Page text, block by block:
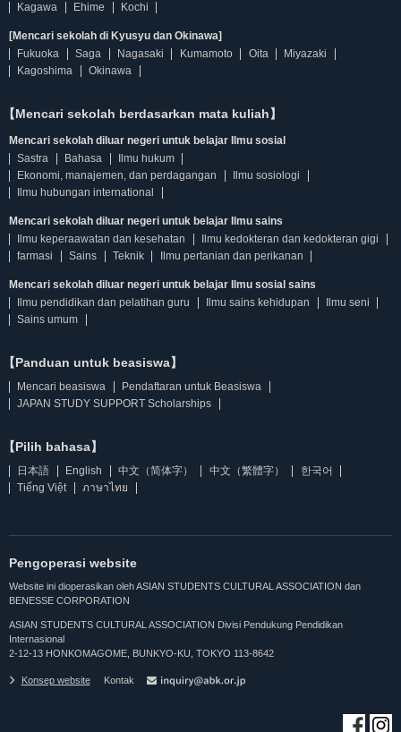
Kagawa
Ehime Kochi
[Mencari sekolah di Kyusyu dan Okinawa]
Fukuoka
Saga Nagasaki Kumamoto Oita
Miyazaki
Kagoshima
Okinawa
【Mencari sekolah berdasarkan mata kuliah】
Mencari sekolah diluar negeri untuk belajar Ilmu sosial
Sastra
Bahasa
Ilmu hukum
Ekonomi, manajemen, dan perdagangan
Ilmu sosiologi
Ilmu hubungan international
Mencari sekolah diluar negeri untuk belajar Ilmu sains
Ilmu keperaawatan dan kesehatan
Ilmu kedokteran dan kedokteran gigi
farmasi
Sains Teknik Ilmu pertanian dan perikanan
Mencari sekolah diluar negeri untuk belajar Ilmu sosial sains
Ilmu pendidikan dan pelatihan guru
Ilmu sains kehidupan
Ilmu seni
Sains umum
【Panduan untuk beasiswa】
Mencari beasiswa
Pendaftaran untuk Beasiswa
JAPAN STUDY SUPPORT Scholarships
【Pilih bahasa】
日本語 English 中文（简体字） 中文（繁體字）
한국어
Tiếng Việt
ภาษาไทย
Pengoperasi website
Website ini dioperasikan oleh ASIAN STUDENTS CULTURAL ASSOCIATION dan
BENESSE CORPORATION
ASIAN STUDENTS CULTURAL ASSOCIATION Divisi Pendukung Pendidikan
Internasional
2-12-13 HONKOMAGOME, BUNKYO-KU, TOKYO 113-8642
Konsep website Kontak